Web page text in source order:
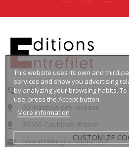
This website uses its own and third-
services and show you advertising
by analyzing your browsing habits.
use, press the Accept button.
More information
CUSTOMIZE
Téléphone : +33 (0)4 78 30 88 49
60 impasse des oiseaux
38500 Coublevie France
contact@lingua-media.com